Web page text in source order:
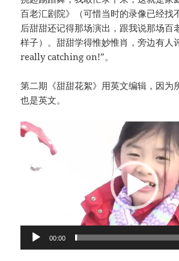
百老汇剧院》（可惜当时的录像已经找
后甜甜还记得那场演出，跟我说那场百
样子）。甜甜学得惟妙惟肖，旁边有人
really catching on!”。
第二期《甜甜花絮》用英文编辑，因为
也是英文。
视
00:00